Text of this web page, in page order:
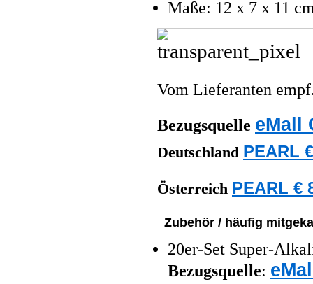
Maße: 12 x 7 x 11
Vom Lieferanten
Bezugsquelle eMall
Deutschland PEARL
Österreich PEARL €
Zubehör / häufig
20er-Set Super-
Bezugsquelle: